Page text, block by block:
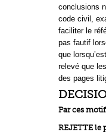
conclusions
code civil,
faciliter le
pas fautif
que
relevé que
des pages
Par ces
REJETTE le